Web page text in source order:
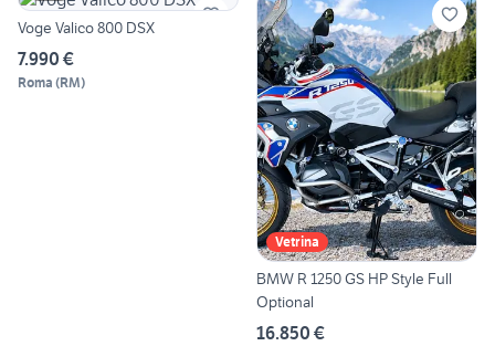
Voge Valico 800 DSX
7.990 €
Roma (RM)
Vetrina
BMW R 1250 GS HP Style Full
Optional
16.850 €